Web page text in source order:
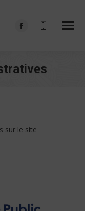
Facebook
in
sur le site